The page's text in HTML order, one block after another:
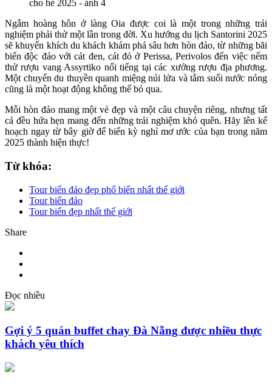
Ngắm hoàng hôn ở làng Oia được coi là một trong những trải
nghiệm phải thử một lần trong đời. Xu hướng du lịch Santorini 2025
sẽ khuyến khích du khách khám phá sâu hơn hòn đảo, từ những bãi
biển độc đáo với cát đen, cát đỏ ở Perissa, Perivolos đến việc nếm
thử rượu vang Assyrtiko nổi tiếng tại các xưởng rượu địa phương.
Một chuyến du thuyền quanh miệng núi lửa và tắm suối nước nóng
cũng là một hoạt động không thể bỏ qua.
Mỗi hòn đảo mang một vẻ đẹp và một câu chuyện riêng, nhưng tất
cả đều hứa hẹn mang đến những trải nghiệm khó quên. Hãy lên kế
hoạch ngay từ bây giờ để biến kỳ nghỉ mơ ước của bạn trong năm
2025 thành hiện thực!
Từ khóa:
Tour biển đảo đẹp phổ biến nhất thế giới
Tour biển đảo
Tour biển đẹp nhất thế giới
Share
Đọc nhiều
Gợi ý 5 quán buffet chay Đà Nẵng được nhiều thực
khách yêu thích